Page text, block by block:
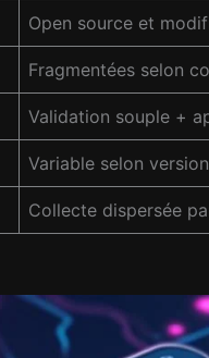
Open source et
Fragmentées selon
Validation souple +
Variable selon
Collecte dispersée